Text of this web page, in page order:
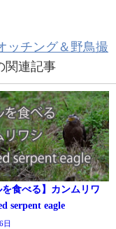
ッチング＆野鳥撮
関連記事
を食べる】カンムリワ
serpent eagle
日